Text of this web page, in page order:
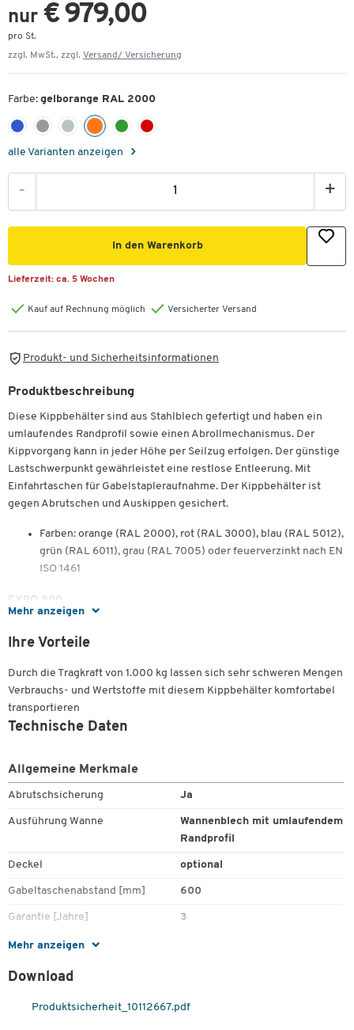
nur € 979,00
pro St.
zzgl. MwSt., zzgl. Versand/ Versicherung
Farbe: gelborange RAL 2000
alle Varianten anzeigen
- +
In den Warenkorb
Lieferzeit: ca. 5 Wochen
Kauf auf Rechnung möglich Versicherter Versand
Produkt- und Sicherheitsinformationen
Mehr anzeigen
Produktbeschreibung
Diese Kippbehälter sind aus Stahlblech gefertigt und haben ein
umlaufendes Randprofil sowie einen Abrollmechanismus. Der
Kippvorgang kann in jeder Höhe per Seilzug erfolgen. Der günstige
Lastschwerpunkt gewährleistet eine restlose Entleerung. Mit
Einfahrtaschen für Gabelstapleraufnahme. Der Kippbehälter ist
gegen Abrutschen und Auskippen gesichert.
Farben: orange (RAL 2000), rot (RAL 3000), blau (RAL 5012),
grün (RAL 6011), grau (RAL 7005) oder feuerverzinkt nach EN
ISO 1461
EXPO 900
Außenmaße: L 1260 x B 1570 x H 835 mm
- lackiert: ca. 173 kg
Gegen Aufpreis erhältlich:
Zubehör)
Ihre Vorteile
Durch die Tragkraft von 1.000 kg lassen sich sehr schweren Mengen
Verbrauchs- und Wertstoffe mit diesem Kippbehälter komfortabel
transportieren
Mehr anzeigen
Technische Daten
Allgemeine Merkmale
Abrutschsicherung Ja
Ausführung Wanne
Wannenblech mit umlaufendem
Randprofil
Deckel optional
Gabeltaschenabstand [mm] 600
Garantie [Jahre] 3
Gewicht [kg]
Höhe [mm]
[mm]
Download
Produktsicherheit_10112667.pdf